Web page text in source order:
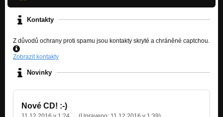
Kontakty
Z důvodů ochrany proti spamu jsou kontakty skryté a chráněné captchou.
Zobrazit kontakty
Novinky
Nové CD! :-)